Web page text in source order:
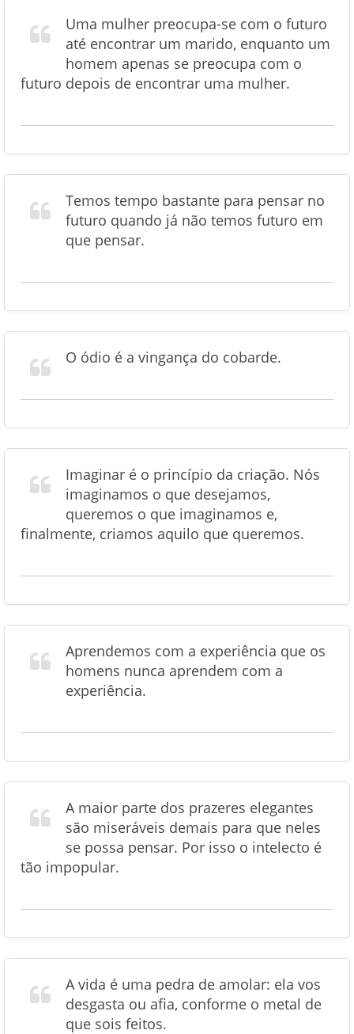
Uma mulher preocupa-se com o futuro
até encontrar um marido, enquanto um
homem apenas se preocupa com o
futuro depois de encontrar uma mulher.
Temos tempo bastante para pensar no
futuro quando já não temos futuro em
que pensar.
O ódio é a vingança do cobarde.
Imaginar é o princípio da criação. Nós
imaginamos o que desejamos,
queremos o que imaginamos e,
finalmente, criamos aquilo que queremos.
Aprendemos com a experiência que os
homens nunca aprendem com a
experiência.
A maior parte dos prazeres elegantes
são miseráveis demais para que neles
se possa pensar. Por isso o intelecto é
tão impopular.
A vida é uma pedra de amolar: ela vos
desgasta ou afia, conforme o metal de
que sois feitos.